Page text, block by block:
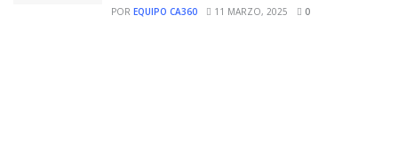
POR EQUIPO CA360 11 MARZO, 2025 0